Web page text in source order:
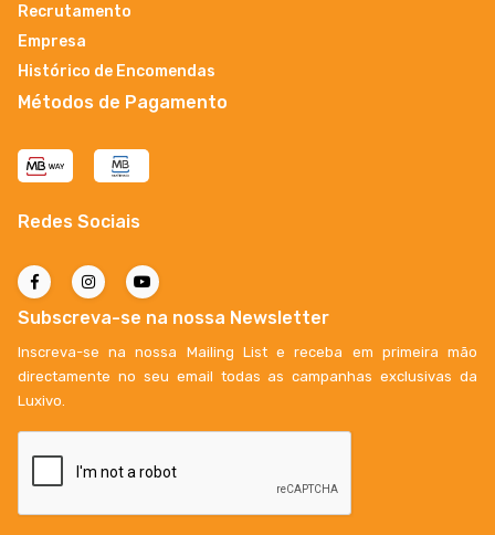
Recrutamento
Empresa
Histórico de Encomendas
Métodos de Pagamento
Redes Sociais
Subscreva-se na nossa Newsletter
Inscreva-se na nossa Mailing List e receba em primeira mão
directamente no seu email todas as campanhas exclusivas da
Luxivo.